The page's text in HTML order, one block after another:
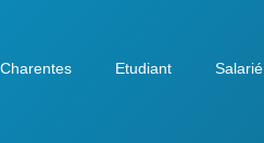
Etudiant Salarié